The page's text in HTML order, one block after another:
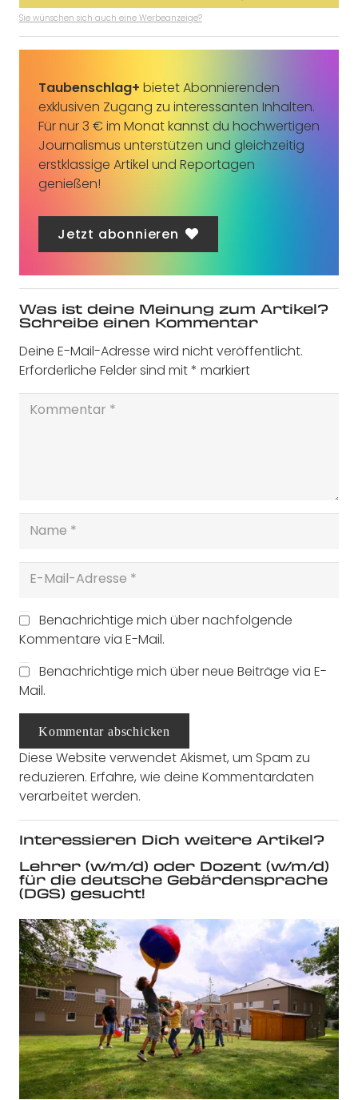
Sie wünschen sich auch eine Werbeanzeige?
Taubenschlag+ bietet Abonnierenden
exklusiven Zugang zu interessanten Inhalten.
Für nur 3 € im Monat kannst du hochwertigen
Journalismus unterstützen und gleichzeitig
erstklassige Artikel und Reportagen
genießen!
Jetzt abonnieren
Was ist deine Meinung zum Artikel?
Schreibe einen Kommentar
Deine E-Mail-Adresse wird nicht veröffentlicht.
Erforderliche Felder sind mit* markiert
Benachrichtige mich über nachfolgende
Kommentare via E-Mail.
Benachrichtige mich über neue Beiträge via E-
Mail.
Kommentar abschicken
Diese Website verwendet Akismet, um Spam zu
reduzieren. Erfahre, wie deine Kommentardaten
verarbeitet werden.
Interessieren Dich weitere Artikel?
Lehrer (w/m/d) oder Dozent (w/m/d)
für die deutsche Gebärdensprache
(DGS) gesucht!